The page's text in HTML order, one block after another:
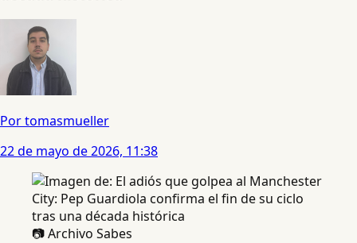
Por tomasmueller
22 de mayo de 2026, 11:38
📷 Archivo Sabes